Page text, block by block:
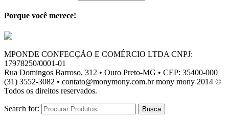
Porque você merece!
MPONDE CONFECÇÃO E COMÉRCIO LTDA CNPJ:
17978250/0001-01
Rua Domingos Barroso, 312 • Ouro Preto-MG • CEP: 35400-000
(31) 3552-3082 • contato@monymony.com.br mony mony 2014 ©
Todos os direitos reservados.
Search for: